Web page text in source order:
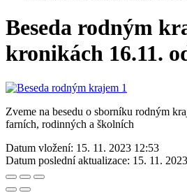
Beseda rodným
kronikách 16.11.
Zveme na besedu o sborníku rodným
farních, rodinných a školních
Datum vložení: 15. 11. 2023 12:53
Datum poslední aktualizace: 15. 11.